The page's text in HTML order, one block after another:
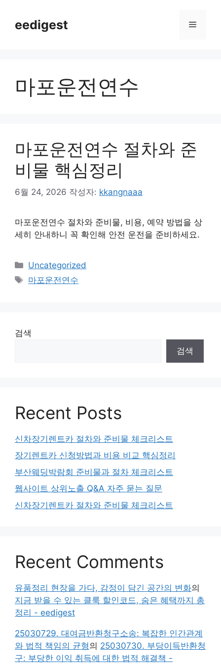
eedigest 메
마포운전연수
마포운전연수 절차와 준
비물 핵심정리
6월 24, 2026 작성자: kkangnaaa
마포운전연수 절차와 준비물, 비용, 예약 방법을 상
세히 안내하니 꼭 확인해 안전 운전을 준비하세요.
카
테
고
Uncategorized
태
마포운전연수
검색
검색
Recent Posts
신차장기렌트카 절차와 준비물 체크리스트
장기렌트카 신청방법과 비용 비교 핵심정리
부산웨딩박람회 준비물과 절차 체크리스트
웹사이트 상위노출 Q&A 자주 묻는 질문
신차장기렌트카 절차와 준비물 체크리스트
Recent Comments
유품정리 현장을 가다, 감정이 담긴 공간의 변화의
지금 받을 수 있는 클룩 할인코드, 숨은 혜택까지 총
정리 - eedigest
25030729. 대여금반환청구소송: 복잡한 인간관계
와 법적 책임의 균형의 25030730. 부당이득반환청
구: 부당한 이익 취득에 대한 법적 해결책 -